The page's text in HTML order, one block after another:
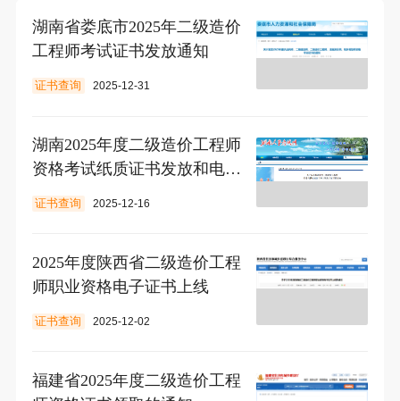
湖南省娄底市2025年二级造价
工程师考试证书发放通知
证书查询 2025-12-31
湖南2025年度二级造价工程师
资格考试纸质证书发放和电子
证书上线通知
证书查询 2025-12-16
2025年度陕西省二级造价工程
师职业资格电子证书上线
证书查询 2025-12-02
福建省2025年度二级造价工程